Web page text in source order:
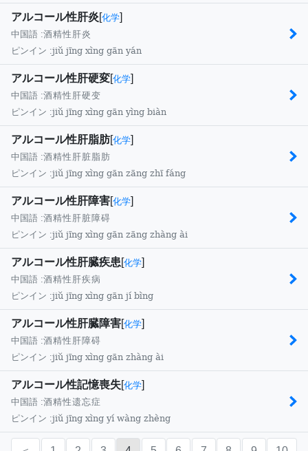
アルコール性肝炎[化学]
中国語 :酒精性肝炎
ピンイン :jiǔ jīng xìng gān yán
アルコール性肝硬変[化学]
中国語 :酒精性肝硬变
ピンイン :jiǔ jīng xìng gān yìng biàn
アルコール性肝脂肪[化学]
中国語 :酒精性肝脏脂肪
ピンイン :jiǔ jīng xìng gān zāng zhī fáng
アルコール性肝障害[化学]
中国語 :酒精性肝脏障碍
ピンイン :jiǔ jīng xìng gān zāng zhàng ài
アルコール性肝臓疾患[化学]
中国語 :酒精性肝疾病
ピンイン :jiǔ jīng xìng gān jí bìng
アルコール性肝臓障害[化学]
中国語 :酒精性肝障碍
ピンイン :jiǔ jīng xìng gān zhàng ài
アルコール性記憶喪失[化学]
中国語 :酒精性遗忘症
ピンイン :jiǔ jīng xìng yí wàng zhèng